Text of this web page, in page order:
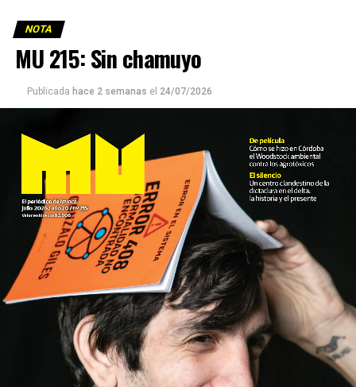
NOTA
MU 215: Sin chamuyo
Publicada hace 2 semanas el 24/07/2026